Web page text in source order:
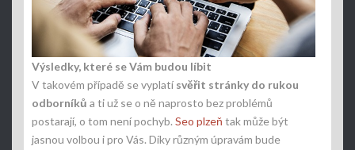
Výsledky, které se Vám budou líbit
V takovém případě se vyplatí svěřit stránky do rukou
odborníků a ti už se o ně naprosto bez problémů
postarají, o tom není pochyb. Seo plzeň tak může být
jasnou volbou i pro Vás. Díky různým úpravám bude